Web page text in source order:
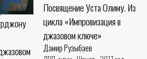
Посвящение Уста Олиму. Из
цикла «Импровизация в
джазовом ключе»
Дамир Рузыбаев